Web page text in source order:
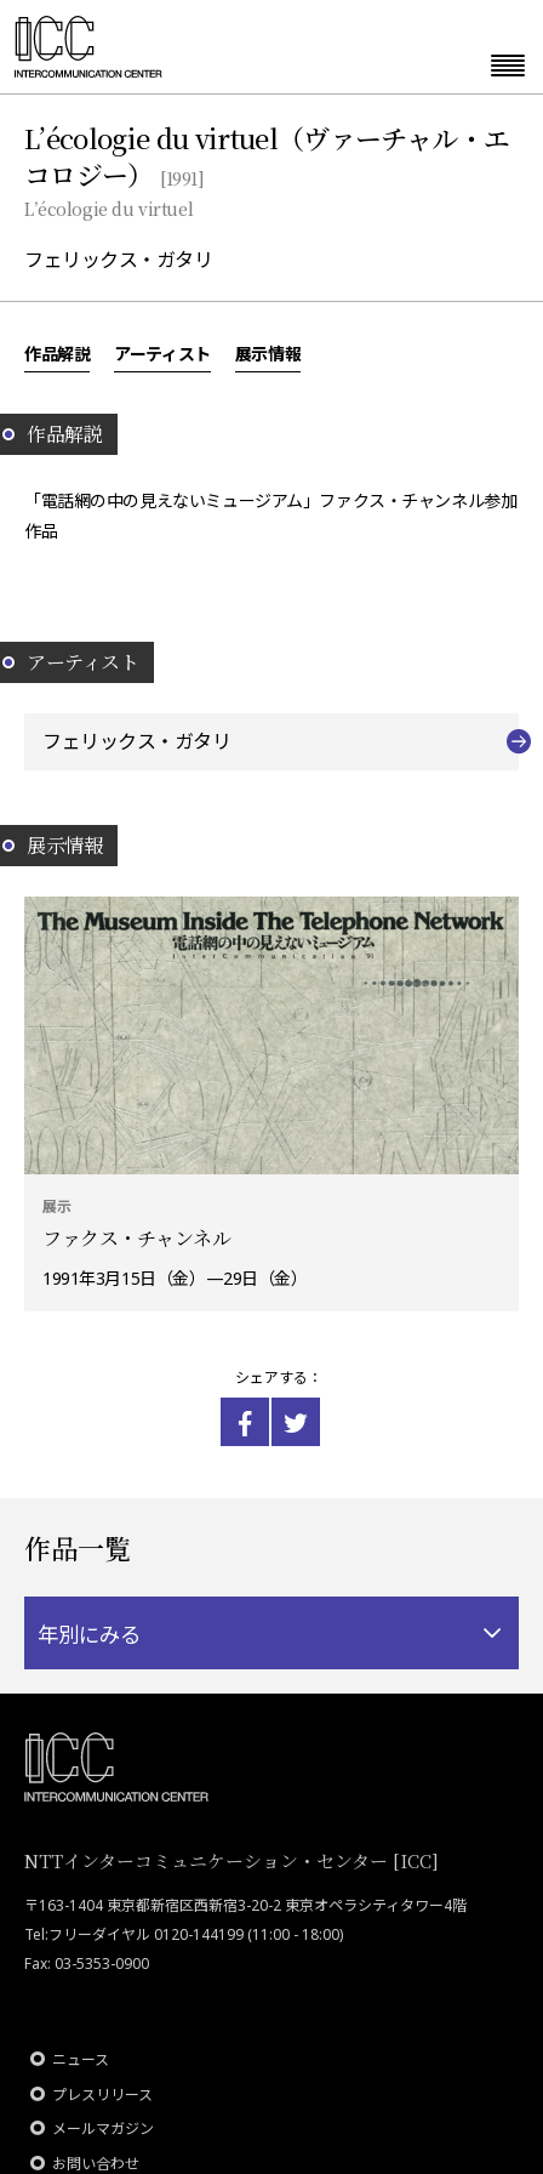
L’écologie du virtuel（ヴァーチャル・エ
コロジー）
[1991]
L’écologie du virtuel
フェリックス・ガタリ
作品解説 アーティスト 展示情報
作品解説
「電話網の中の見えないミュージアム」ファクス・チャンネル参加
作品
アーティスト
フェリックス・ガタリ
展示情報
展示
ファクス・チャンネル
1991年3月15日（金）—29日（金）
シェアする：
作品一覧
年別にみる
NTTインターコミュニケーション・センター [ICC]
〒163-1404 東京都新宿区西新宿3-20-2 東京オペラシティタワー4階
Tel:フリーダイヤル 0120-144199 (11:00 - 18:00)
Fax: 03-5353-0900
ニュース
プレスリリース
メールマガジン
お問い合わせ